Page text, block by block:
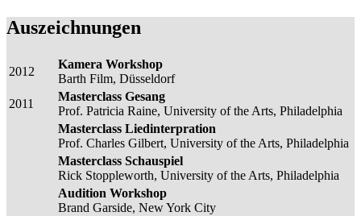
Auszeichnungen
2012
Kamera Workshop
Barth Film, Düsseldorf
2011
Masterclass Gesang
Prof. Patricia Raine, University of the Arts, Philadelphia
Masterclass Liedinterpration
Prof. Charles Gilbert, University of the Arts, Philadelphia
Masterclass Schauspiel
Rick Stoppleworth, University of the Arts, Philadelphia
Audition Workshop
Brand Garside, New York City